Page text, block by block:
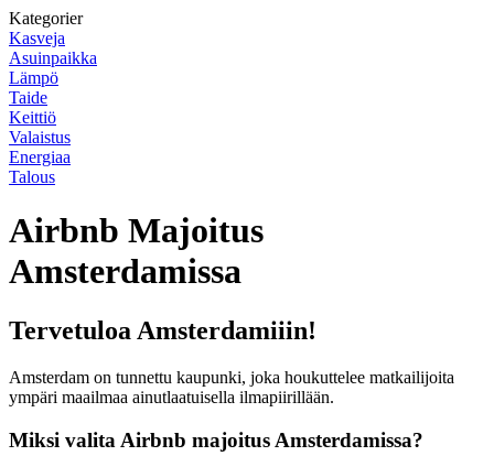
Kategorier
Kasveja
Asuinpaikka
Lämpö
Taide
Keittiö
Valaistus
Energiaa
Talous
Airbnb Majoitus
Amsterdamissa
Tervetuloa Amsterdamiiin!
Amsterdam on tunnettu kaupunki, joka houkuttelee matkailijoita
ympäri maailmaa ainutlaatuisella ilmapiirillään.
Miksi valita Airbnb majoitus Amsterdamissa?